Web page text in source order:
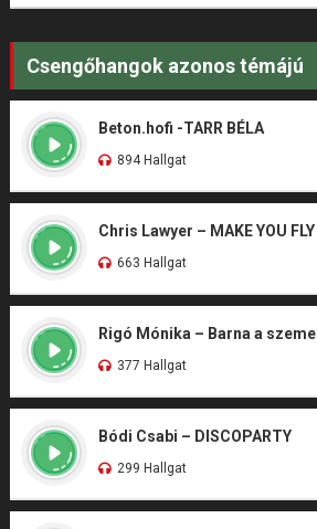
Csengőhangok azonos témájú
Beton.hofi -TARR BÉLA
894 Hallgat
Chris Lawyer – MAKE YOU FLY
663 Hallgat
Rigó Mónika – Barna a szeme
377 Hallgat
Bódi Csabi – DISCOPARTY
299 Hallgat